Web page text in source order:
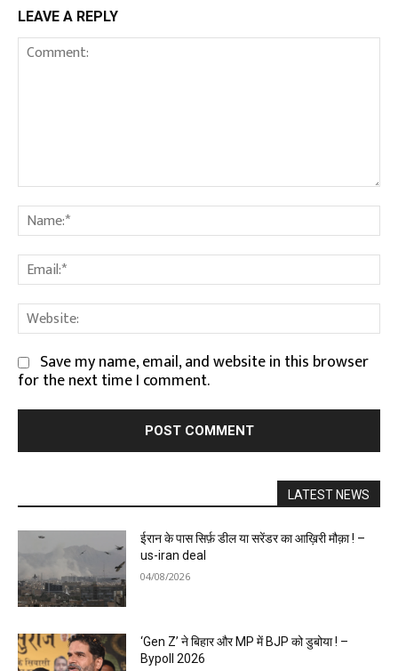
LEAVE A REPLY
Comment:
Save my name, email, and website in this browser
for the next time I comment.
LATEST NEWS
ईरान के पास सिर्फ़ डील या सरेंडर का आख़िरी मौक़ा ! –
us-iran deal
04/08/2026
‘Gen Z’ ने बिहार और MP में BJP को डुबोया ! –
Bypoll 2026